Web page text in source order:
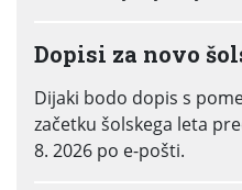
Dopisi za novo
Dijaki bodo dopis s
začetku šolskega leta
8. 2026 po e-pošti.